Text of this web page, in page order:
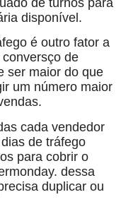
disponível.
é outro fator a
de
ser maior do que
um número maior
cada vendedor
de tráfego
para cobrir o
dessa
duplicar ou